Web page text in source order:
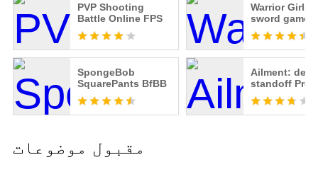
PVP Shooting
Battle Online FPS
Warrior Girls -
sword game
SpongeBob
SquarePants BfBB
Ailment: dead
standoff
مقبول موضوعات